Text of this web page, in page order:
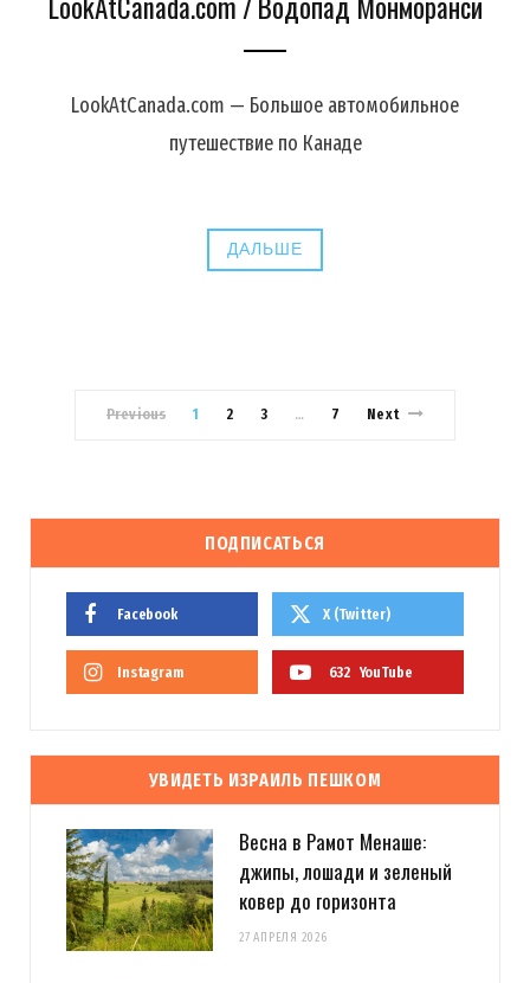
LookAtCanada.com — Большое автомобильное
путешествие по Канаде
ДАЛЬШЕ
Previous 1 2 3 … 7 Next
ПОДПИСАТЬСЯ
Facebook X (Twitter)
Instagram 632 YouTube
УВИДЕТЬ ИЗРАИЛЬ ПЕШКОМ
Весна в Рамот Менаше:
джипы, лошади и зеленый
ковер до горизонта
27 АПРЕЛЯ 2026